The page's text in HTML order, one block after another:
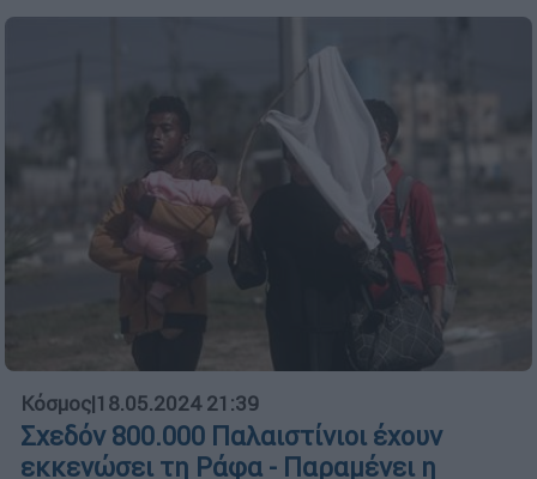
Κόσμος|18.05.2024 21:39
Σχεδόν 800.000 Παλαιστίνιοι έχουν
εκκενώσει τη Ράφα - Παραμένει η